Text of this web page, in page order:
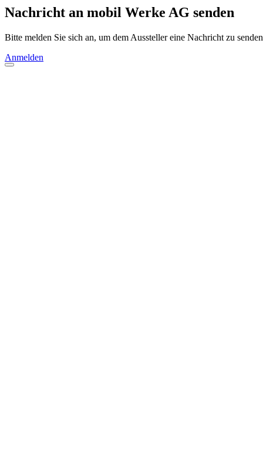
Nachricht an mobil Werke AG senden
Bitte melden Sie sich an, um dem Aussteller eine Nachricht zu
Anmelden